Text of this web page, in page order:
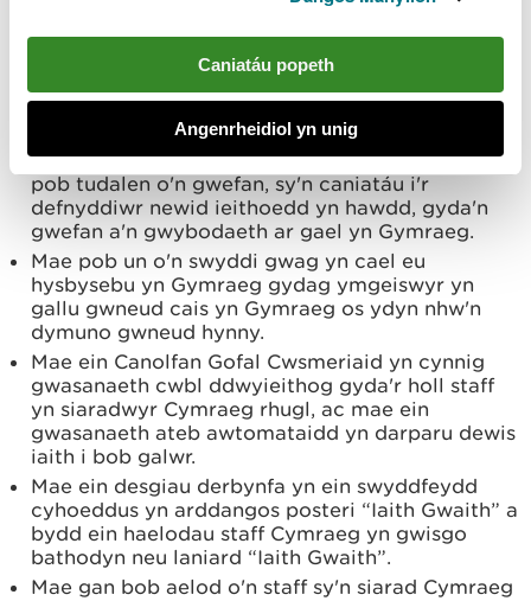
Caniatáu popeth
Angenrheidiol yn unig
Gweithredir ein holl gyfrifon cyfryngau
gan ein Tîm Cyfathrebu.
dewis iaith i'r defnyddiwr bob tro y mae'n cyrchu
Mae togl Cymraeg/Saesneg ar gornel dde uchaf
pob tudalen o'n gwefan, sy'n caniatáu i'r
defnyddiwr newid ieithoedd yn hawdd, gyda'n
gwefan a'n gwybodaeth ar gael yn Gymraeg.
Mae pob un o'n swyddi gwag yn cael eu
hysbysebu yn Gymraeg gydag ymgeiswyr yn
gallu gwneud cais yn Gymraeg os ydyn nhw'n
dymuno gwneud hynny.
Mae ein Canolfan Gofal Cwsmeriaid yn cynnig
gwasanaeth cwbl ddwyieithog gyda'r holl staff
yn siaradwyr Cymraeg rhugl, ac mae ein
gwasanaeth ateb awtomataidd yn darparu dewis
iaith i bob galwr.
Mae ein desgiau derbynfa yn ein swyddfeydd
cyhoeddus yn arddangos posteri “Iaith Gwaith” a
bydd ein haelodau staff Cymraeg yn gwisgo
bathodyn neu laniard “Iaith Gwaith”.
Mae gan bob aelod o'n staff sy'n siarad Cymraeg